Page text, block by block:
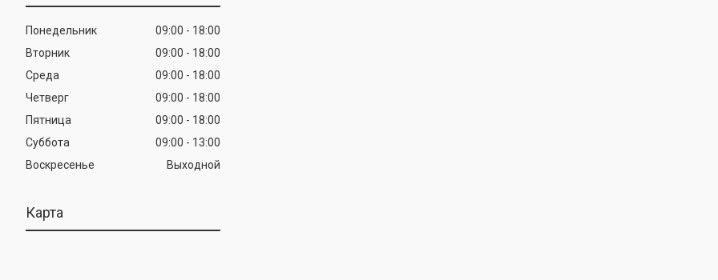
Понедельник 09:00
18:00
Вторник
09:00
18:00
Среда
09:00
18:00
Четверг
09:00
18:00
Пятница
09:00
18:00
Суббота
09:00
13:00
Воскресенье
Выходной
Карта